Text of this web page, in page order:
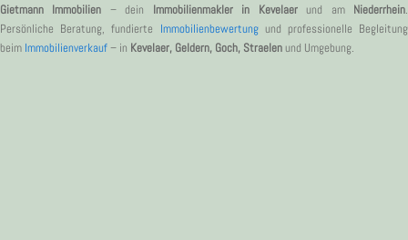
Gietmann Immobilien – dein Immobilienmakler in Kevelaerund am Niederrhein.
Persönliche Beratung, fundierte Immobilienbewertungund professionelle Begleitung
beim Immobilienverkauf– in Kevelaer, Geldern, Goch, Straelenund Umgebung.